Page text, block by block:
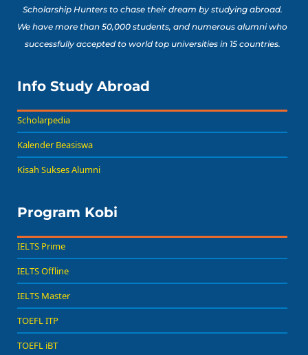
Scholarship Hunters to chase their dream by studying abroad.
We have more than 50,000 students, and numerous alumni who
successfully accepted to world top universities in 15 countries.
Info Study Abroad
Scholarpedia
Kalender Beasiswa
Kisah Sukses Alumni
Program Kobi
IELTS Prime
IELTS Offline
IELTS Master
TOEFL ITP
TOEFL iBT